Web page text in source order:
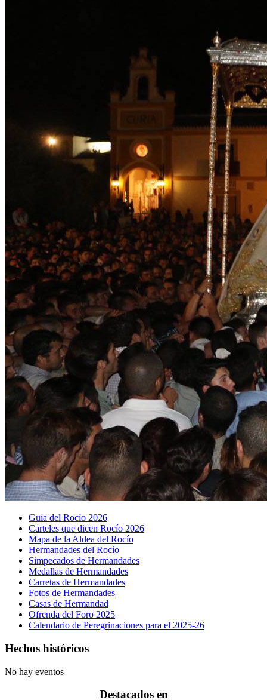
Guía del Rocío 2026
Carteles que dicen Rocío 2026
Mapa de la Aldea del Rocío
Hermandades del Rocío
Simpecados de Hermandades
Medallas de Hermandades
Carretas de Hermandades
Fotos de Hermandades
Casas de Hermandad
Ofrenda del Foro 2025
Calendario de Peregrinaciones para el 2025-26
Hechos históricos
No hay eventos
Destacados en